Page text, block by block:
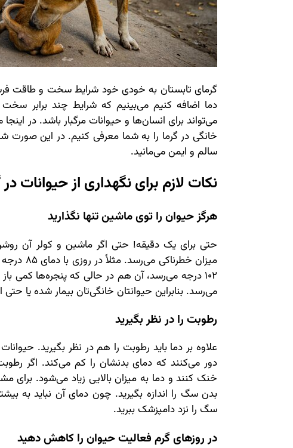
گرمای تابستان به خودی خود شرایط سخت و طاقت
دما اضافه کنیم می‌بینیم که شرایط چند برابر
می‌تواند برای انسان‌ها و حیوانات مرگبار باشد. در
خانگی در گرما را به شما معرفی کنیم. در این صورت
سالم و ایمن می‌مانید.
نکات لازم برای نگهداری از حیوانات در
هرگز حیوان را توی ماشین تنها نگذارید
حتی برای یک دقیقه! حتی اگر ماشین و کولر آن
می‌رسد. بنابراین حیوانتان خانگی‌تان بیمار شده یا حتی
رطوبت را در نظر بگیرید
علاوه بر دما باید رطوبت را هم در نظر بگیرید.
دور می‌کنند که دمای بدنشان را کم می‌کند. اگر
خنک کنند و دما به میزان بالایی زیاد می‌شود.
سگ را نزد دامپزشک ببرید.
در روزهای گرم فعالیت حیوان را کاهش دهید